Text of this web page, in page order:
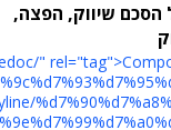
שיווק, הפצה,
"